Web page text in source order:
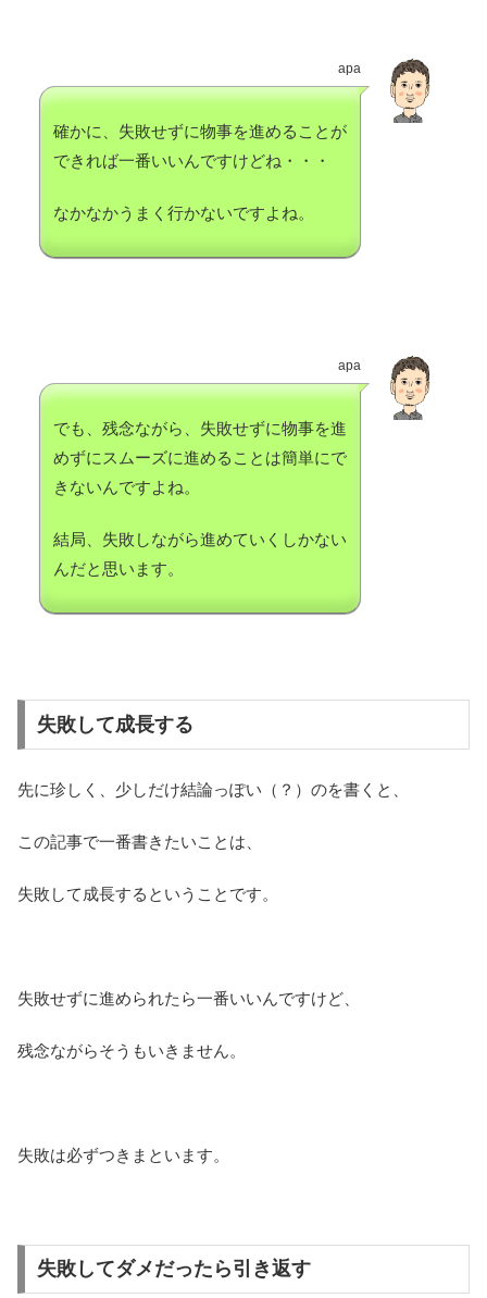
apa
確かに、失敗せずに物事を進めることが
できれば一番いいんですけどね・・・
なかなかうまく行かないですよね。
apa
でも、残念ながら、失敗せずに物事を進
めずにスムーズに進めることは簡単にで
きないんですよね。
結局、失敗しながら進めていくしかない
んだと思います。
失敗して成長する
先に珍しく、少しだけ結論っぽい（？）のを書くと、
この記事で一番書きたいことは、
失敗して成長するということです。
失敗せずに進められたら一番いいんですけど、
残念ながらそうもいきません。
失敗は必ずつきまといます。
失敗してダメだったら引き返す